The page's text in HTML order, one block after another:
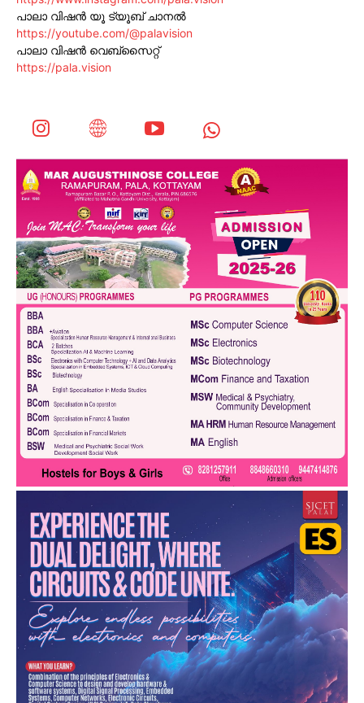
പാലാ വിഷൻ യൂ ട്യൂബ് ചാനൽ
https://youtube.com/@palavision
പാലാ വിഷൻ വെബ്സൈറ്റ്
https://pala.vision